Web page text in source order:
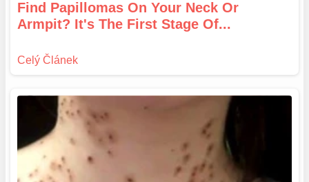
Find Papillomas On Your Neck Or
Armpit? It's The First Stage Of...